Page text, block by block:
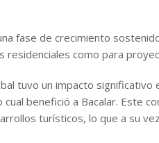
fase de crecimiento
residenciales como para
tuvo un impacto
benefició a Bacalar. Este
turísticos, lo que a su